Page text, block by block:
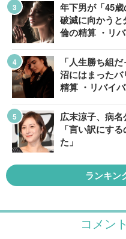
年下男が「45歳
破滅に向かう
倫の精算 ・リバ
「人生勝ち組
沼にはまった
精算 ・リバイバ
広末涼子、病
「言い訳にす
た」
ランキン